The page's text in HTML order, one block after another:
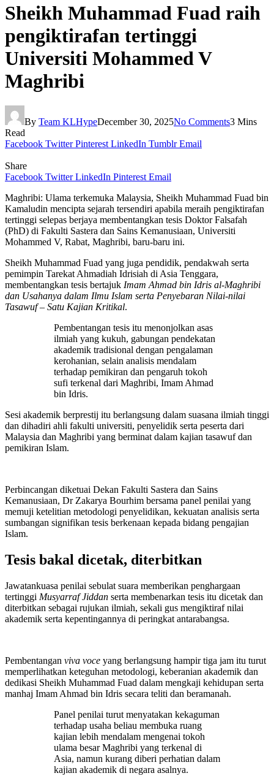
Sheikh Muhammad Fuad raih
pengiktirafan tertinggi
Universiti Mohammed V
Maghribi
By Team KLHypeDecember 30, 2025No Comments3 Mins
Read
Facebook Twitter Pinterest LinkedIn Tumblr Email
Share
Facebook Twitter LinkedIn Pinterest Email
Maghribi: Ulama terkemuka Malaysia, Sheikh Muhammad Fuad bin
Kamaludin mencipta sejarah tersendiri apabila meraih pengiktirafan
tertinggi selepas berjaya membentangkan tesis Doktor Falsafah
(PhD) di Fakulti Sastera dan Sains Kemanusiaan, Universiti
Mohammed V, Rabat, Maghribi, baru-baru ini.
Sheikh Muhammad Fuad yang juga pendidik, pendakwah serta
pemimpin Tarekat Ahmadiah Idrisiah di Asia Tenggara,
membentangkan tesis bertajuk Imam Ahmad bin Idris al-Maghribi
dan Usahanya dalam Ilmu Islam serta Penyebaran Nilai-nilai
Tasawuf – Satu Kajian Kritikal.
Pembentangan tesis itu menonjolkan asas
ilmiah yang kukuh, gabungan pendekatan
akademik tradisional dengan pengalaman
kerohanian, selain analisis mendalam
terhadap pemikiran dan pengaruh tokoh
sufi terkenal dari Maghribi, Imam Ahmad
bin Idris.
Sesi akademik berprestij itu berlangsung dalam suasana ilmiah tinggi
dan dihadiri ahli fakulti universiti, penyelidik serta peserta dari
Malaysia dan Maghribi yang berminat dalam kajian tasawuf dan
pemikiran Islam.
Perbincangan diketuai Dekan Fakulti Sastera dan Sains
Kemanusiaan, Dr Zakarya Bourhim bersama panel penilai yang
memuji ketelitian metodologi penyelidikan, kekuatan analisis serta
sumbangan signifikan tesis berkenaan kepada bidang pengajian
Islam.
Tesis bakal dicetak, diterbitkan
Jawatankuasa penilai sebulat suara memberikan penghargaan
tertinggi Musyarraf Jiddan serta membenarkan tesis itu dicetak dan
diterbitkan sebagai rujukan ilmiah, sekali gus mengiktiraf nilai
akademik serta kepentingannya di peringkat antarabangsa.
Pembentangan viva voce yang berlangsung hampir tiga jam itu turut
memperlihatkan keteguhan metodologi, keberanian akademik dan
dedikasi Sheikh Muhammad Fuad dalam mengkaji kehidupan serta
manhaj Imam Ahmad bin Idris secara teliti dan beramanah.
Panel penilai turut menyatakan kekaguman
terhadap usaha beliau membuka ruang
kajian lebih mendalam mengenai tokoh
ulama besar Maghribi yang terkenal di
Asia, namun kurang diberi perhatian dalam
kajian akademik di negara asalnya.